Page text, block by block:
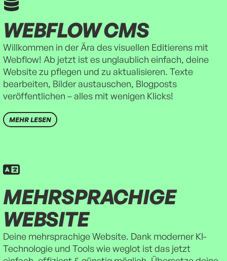
WEBFLOW CMS
Willkommen in der Ära des visuellen Editierens mit
Webflow! Ab jetzt ist es unglaublich einfach, deine
Website zu pflegen und zu aktualisieren. Texte
bearbeiten, Bilder austauschen, Blogposts
veröffentlichen – alles mit wenigen Klicks!
MEHR LESEN
MEHRSPRACHIGE
WEBSITE
Deine mehrsprachige Website. Dank moderner KI-
Technologie und Tools wie weglot ist das jetzt